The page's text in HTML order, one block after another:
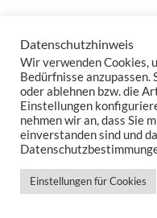
24 Türchen – 24 tolle
Auch in diesem Jahr
täglich kleine Freuden –
nur Rabatte, sondern auch
Kissen Ihr Zuhause in eine
Lassen Sie uns zusammen
auspacken – Türchen für
Datenschutzhinweis
Wir verwenden Cookies,
Bedürfnisse anzupassen.
oder ablehnen bzw. die
Einstellungen
nehmen wir an, dass Sie
einverstanden sind und
Einstellungen für Cookies